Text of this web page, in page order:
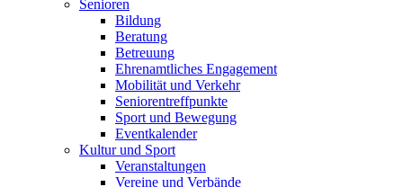
Senioren
Bildung
Beratung
Betreuung
Ehrenamtliches Engagement
Mobilität und Verkehr
Seniorentreffpunkte
Sport und Bewegung
Eventkalender
Kultur und Sport
Veranstaltungen
Vereine und Verbände